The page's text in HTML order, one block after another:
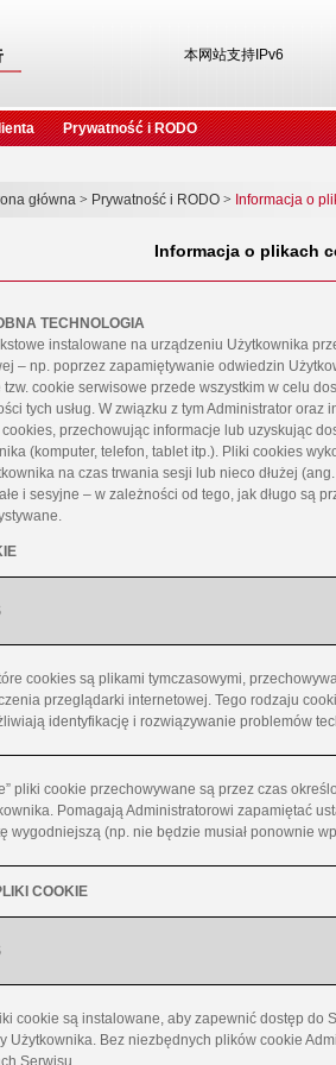
本网站支持IPv6
Prywatność i RODO
główna > Prywatność i RODO > Informacja o
Informacja o plikach
TECHNOLOGIA
instalowane na urządzeniu Użytkownika
– np. poprzez zapamiętywanie odwiedzin
cookie serwisowe przede wszystkim w celu
tych usług. W związku z tym Administrator
przechowując informacje lub uzyskując
(komputer, telefon, tablet itp.). Pliki cookies
na czas trwania sesji lub nieco dłużej
i sesyjne – w zależności od tego, jak długo są
cookies są plikami tymczasowymi,
przeglądarki internetowej. Tego rodzaju
identyfikację i rozwiązywanie problemów
pliki cookie przechowywane są przez czas
Pomagają Administratorowi zapamiętać
wygodniejszą (np. nie będzie musiał ponownie
COOKIE
cookie są instalowane, aby zapewnić dostęp do
Użytkownika. Bez niezbędnych plików cookie
Serwisu.